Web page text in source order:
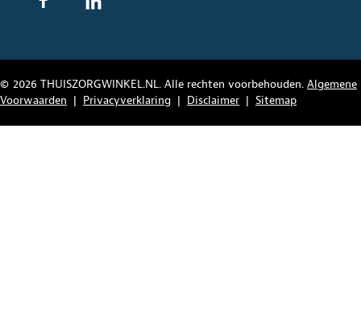
© 2026 THUISZORGWINKEL.NL. Alle rechten voorbehouden. Algemene
Voorwaarden | Privacyverklaring | Disclaimer | Sitemap